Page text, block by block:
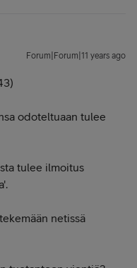
Forum|Forum|11 years ago
odoteltuaan tulee
tulee ilmoitus
netissä